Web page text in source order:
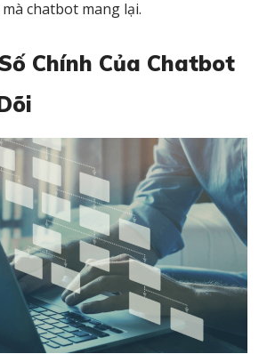
chatbot mang lại.
Chính Của Chatbot